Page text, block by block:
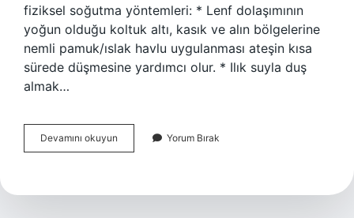
fiziksel soğutma yöntemleri: * Lenf dolaşımının
yoğun olduğu koltuk altı, kasık ve alın bölgelerine
nemli pamuk/ıslak havlu uygulanması ateşin kısa
sürede düşmesine yardımcı olur. * Ilık suyla duş
almak…
Devamını okuyun
Nereden
Yorum Bırak